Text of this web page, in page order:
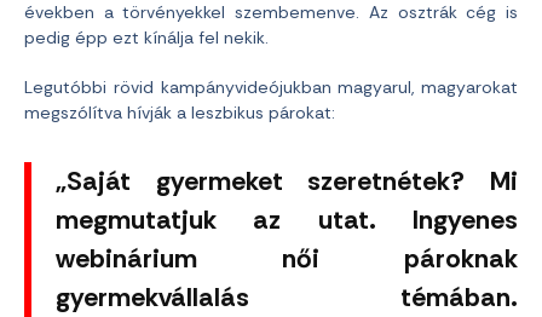
években a törvényekkel szembemenve. Az osztrák cég is
pedig épp ezt kínálja fel nekik.
Legutóbbi rövid kampányvideójukban magyarul, magyarokat
megszólítva hívják a leszbikus párokat:
„Saját gyermeket szeretnétek? Mi
megmutatjuk az utat. Ingyenes
webinárium női pároknak
gyermekvállalás témában.